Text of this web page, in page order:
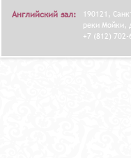
Английский зал:
190121,
реки Мойки,
+7 (812) 702-